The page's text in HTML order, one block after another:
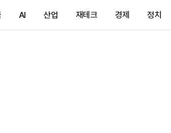
AI 산업 재테크 경제 정치